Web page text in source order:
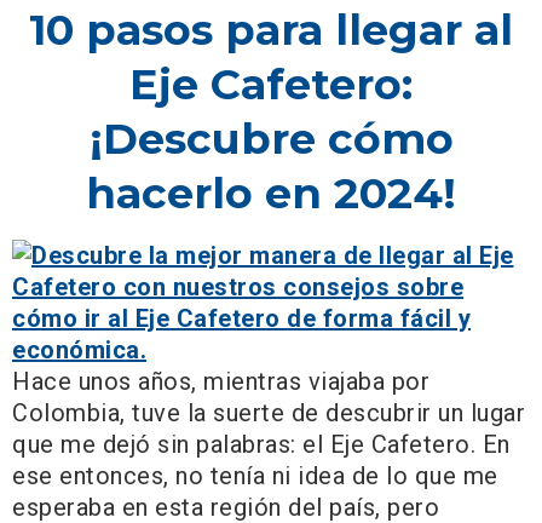
10 pasos para llegar al
Eje Cafetero:
¡Descubre cómo
hacerlo en 2024!
Hace unos años, mientras viajaba por
Colombia, tuve la suerte de descubrir un lugar
que me dejó sin palabras: el Eje Cafetero. En
ese entonces, no tenía ni idea de lo que me
esperaba en esta región del país, pero